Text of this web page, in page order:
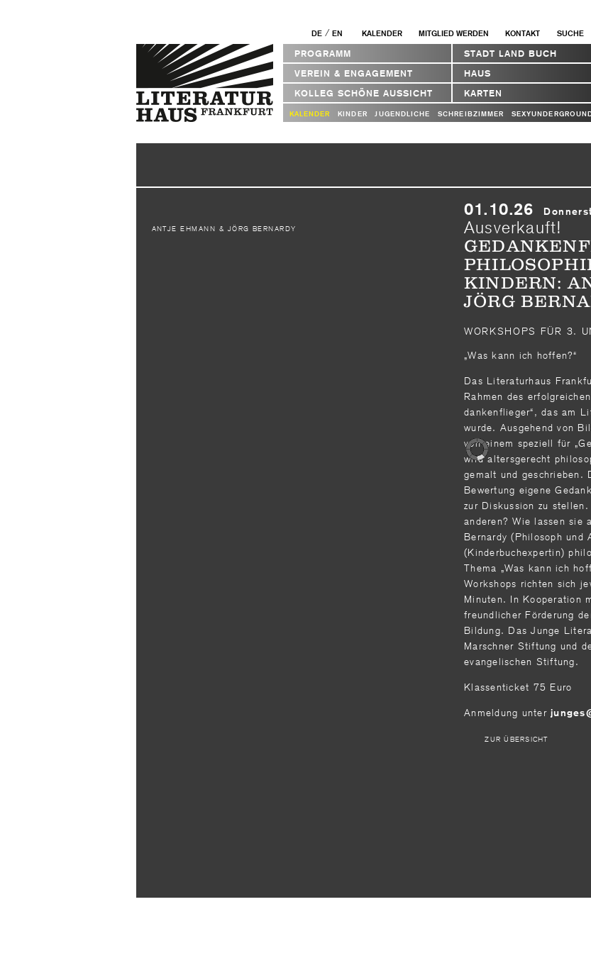
DE /EN KALENDER MITGLIED WERDEN KONTAKT SUCHE
PROGRAMM STADT LAND BUCH
VEREIN & ENGAGEMENT
HAUS
KOLLEG SCHÖNE AUSSICHT
KARTEN
KALENDER KINDER JUGENDLICHE SCHREIBZIMMER
ANTJE EHMANN & JÖRG BERNARDY
01.10.26
Ausverkauft!
KINDERN:
JÖRG
WORKSHOPS FÜR 3.
„Was kann ich hoffen?“
Das Literaturhaus
Rahmen des
dankenflieger“, das am
wurde. Ausgehend von
von einem speziell für
wird altersgerecht
gemalt und geschrieben.
Bewertung eigene
zur Diskussion zu
anderen? Wie lassen sie
Bernardy (Philo­soph und
(Kinderbuchexpertin)
Thema „Was kann ich
Workshops richten sich
Minuten. In Kooperation
freundlicher Förde­rung
Bildung. Das Junge
Marschner Stiftung und
evangelischen Stiftung.
Klassenticket 75 Euro
Anmeldung unter
ZUR ÜBERSICHT